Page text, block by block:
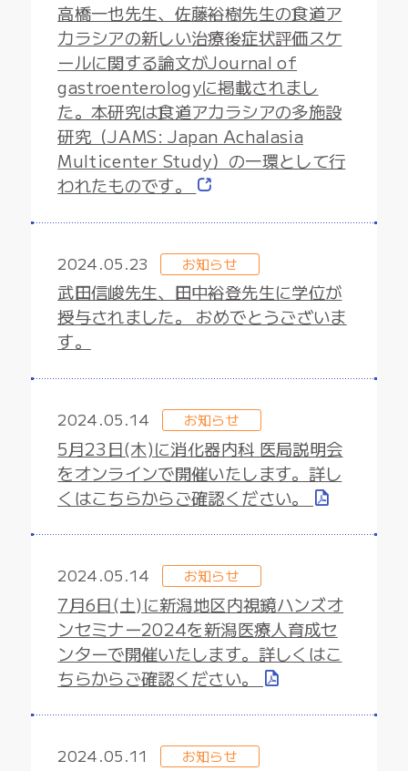
高橋一也先生、佐藤裕樹先生の食道ア
カラシアの新しい治療後症状評価スケ
ールに関する論文がJournal of
gastroenterologyに掲載されまし
た。本研究は食道アカラシアの多施設
研究（JAMS: Japan Achalasia
Multicenter Study）の一環として行
われたものです。
2024.05.23 お知らせ
武田信峻先生、田中裕登先生に学位が
授与されました。 おめでとうございま
す。
2024.05.14 お知らせ
5月23日(木)に消化器内科 医局説明会
をオンラインで開催いたします。詳し
くはこちらからご確認ください。
2024.05.14 お知らせ
7月6日(土)に新潟地区内視鏡ハンズオ
ンセミナー2024を新潟医療人育成セ
ンターで開催いたします。詳しくはこ
ちらからご確認ください。
2024.05.11 お知らせ